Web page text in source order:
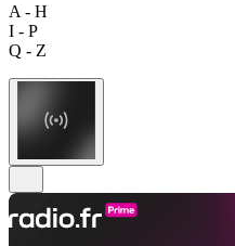
A - H
I - P
Q - Z